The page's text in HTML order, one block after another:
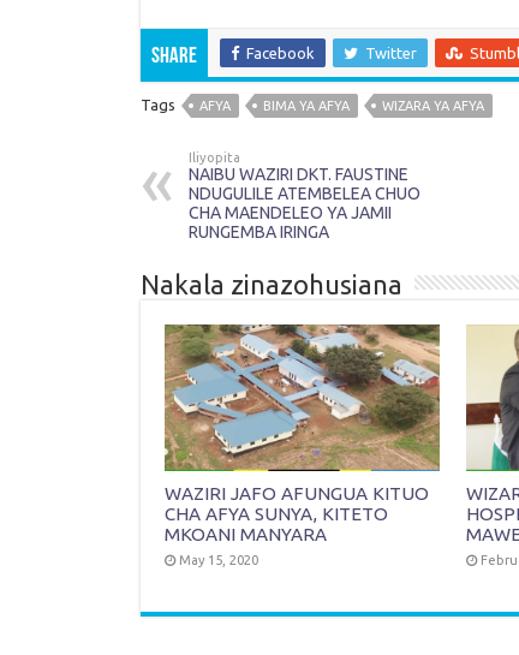
Share Facebook Twitter
Tags AFYA BIMA YA AFYA WIZARA YA AFYA
Iliyopita
NAIBU WAZIRI DKT. FAUSTINE
NDUGULILE ATEMBELEA CHUO
CHA MAENDELEO YA JAMII
RUNGEMBA IRINGA
Nakala zinazohusiana
WAZIRI JAFO AFUNGUA KITUO
CHA AFYA SUNYA, KITETO
MKOANI MANYARA
May 15, 2020